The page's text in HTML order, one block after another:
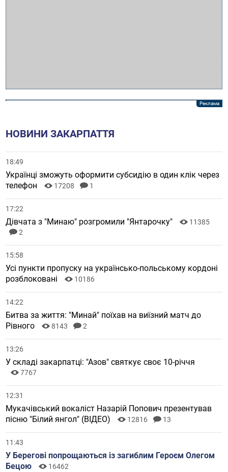
НОВИНИ ЗАКАРПАТТЯ
18:49
Українці зможуть оформити субсидію в один клік через
телефон
17208 1
17:22
Дівчата з "Минаю" розгромили "Янтарочку"
11385
2
15:58
Усі пункти пропуску на українсько-польському кордоні
розблоковані
10186
14:22
Битва за життя: "Минай" поїхав на виїзний матч до
Рівного
8143 2
13:26
У складі закарпатці: "Азов" святкує своє 10-річчя
7767
12:31
Мукачівський вокаліст Назарій Попович презентував
пісню "Білий янгол" (ВІДЕО)
12816 13
11:43
У Берегові попрощаються із загиблим Героєм Олегом
Бецою
16462